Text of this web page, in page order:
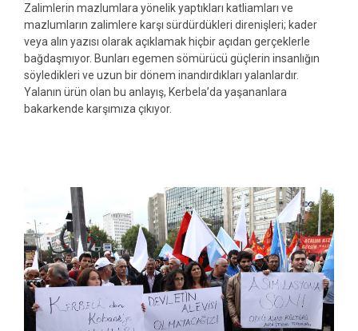
Zalimlerin mazlumlara yönelik yaptıkları katliamları ve
mazlumların zalimlere karşı sürdürdükleri direnişleri; kader
veya alın yazısı olarak açıklamak hiçbir açıdan gerçeklerle
bağdaşmıyor. Bunları egemen sömürücü güçlerin insanlığın
söyledikleri ve uzun bir dönem inandırdıkları yalanlardır.
Yalanın ürün olan bu anlayış, Kerbela’da yaşananlara
bakarkende karşımıza çıkıyor.